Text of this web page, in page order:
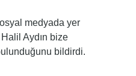
medyada yer
Aydın bize
bildirdi.